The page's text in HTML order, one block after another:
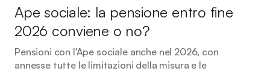
Ape sociale: la pensione entro fine
2026 conviene o no?
Pensioni con l'Ape sociale anche nel 2026, con
annesse tutte le limitazioni della misura e le